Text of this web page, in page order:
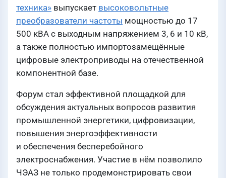
техника» выпускает высоковольтные
преобразователи частоты мощностью до 17
500 кВА с выходным напряжением 3, 6 и 10 кВ,
а также полностью импортозамещённые
цифровые электроприводы на отечественной
компонентной базе.
Форум стал эффективной площадкой для
обсуждения актуальных вопросов развития
промышленной энергетики, цифровизации,
повышения энергоэффективности
и обеспечения бесперебойного
электроснабжения. Участие в нём позволило
ЧЭАЗ не только продемонстрировать свои